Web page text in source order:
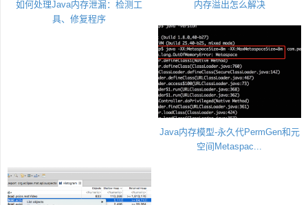
如何处理Java内存泄漏：检测工
具、修复程序
内存溢出怎么解决
Java内存模型-永久代PermGen和元
空间Metaspac...